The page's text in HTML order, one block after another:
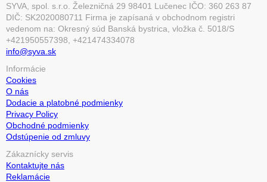
SYVA, spol. s.r.o. Železničná 29 98401 Lučenec IČO: 360 263 87
DIČ: SK2020080711 Firma je zapísaná v obchodnom registri
vedenom na: Okresný súd Banská bystrica, vložka č. 5018/S
+421950557398, +421474334078
info@syva.sk
Informácie
Cookies
O nás
Dodacie a platobné podmienky
Privacy Policy
Obchodné podmienky
Odstúpenie od zmluvy
Zákaznícky servis
Kontaktujte nás
Reklamácie